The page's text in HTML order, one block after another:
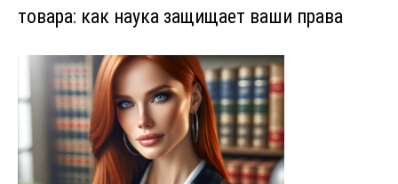
товара: как наука защищает ваши права